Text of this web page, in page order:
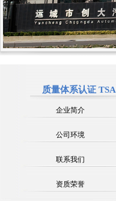
质量体系认证 TSA
企业简介
公司环境
联系我们
资质荣誉